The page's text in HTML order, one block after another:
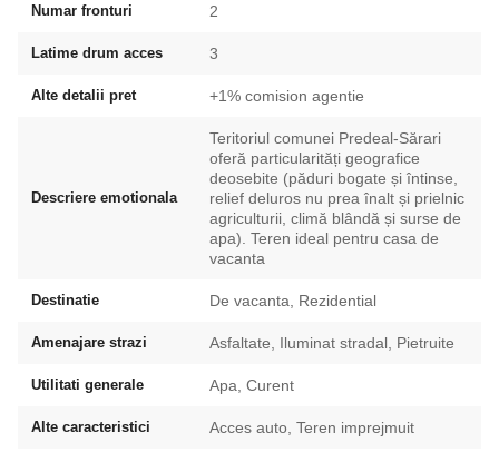
Numar fronturi 2
Latime drum acces 3
Alte detalii pret +1% comision agentie
Descriere emotionala
Teritoriul comunei Predeal-Sărari
oferă particularități geografice
deosebite (păduri bogate și întinse,
relief deluros nu prea înalt și prielnic
agriculturii, climă blândă și surse de
apa). Teren ideal pentru casa de
vacanta
Destinatie De vacanta, Rezidential
Amenajare strazi Asfaltate, Iluminat stradal, Pietruite
Utilitati generale Apa, Curent
Alte caracteristici Acces auto, Teren imprejmuit